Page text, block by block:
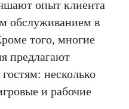
опыт клиента
обслуживанием в
того, многие
предлагают
несколько
и рабочие